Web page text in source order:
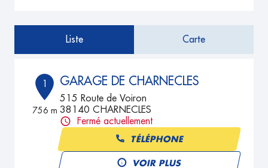
Liste Carte
1
756 m
GARAGE DE CHARNECLES
515 Route de Voiron
38140 CHARNECLES
Fermé actuellement
TÉLÉPHONE
VOIR PLUS